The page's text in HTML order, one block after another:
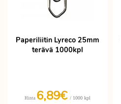
Paperiliitin Lyreco 25mm
terävä 1000kpl
Hinta 6,89€ / 1000 kpl